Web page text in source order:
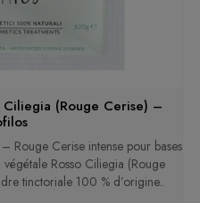
(Rouge Cerise) –
Rouge Cerise intense pour bases
Rosso Ciliegia (Rouge
tinctoriale 100 % d’origine..